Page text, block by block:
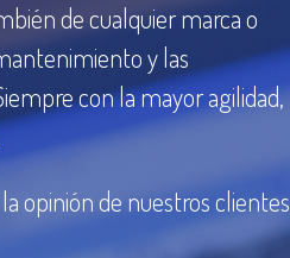
de cualquier marca o
y las
con la mayor agilidad,
opinión de nuestros clientes